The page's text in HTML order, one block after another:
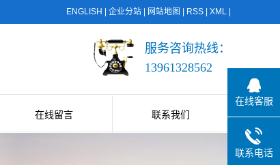
ENGLISH 企业分站 网站地图 RSS XML
服务咨询热线：
13961328562
在线留言 联系我们
在线客服
联系电话